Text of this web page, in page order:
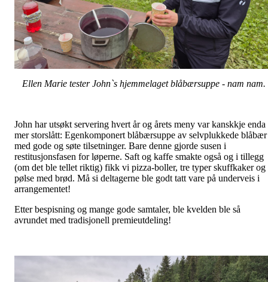
Ellen Marie tester John`s hjemmelaget blåbærsuppe - nam nam.
John har utsøkt servering hvert år og årets meny var kanskkje enda
mer storslått: Egenkomponert blåbærsuppe av selvplukkede blåbær
med gode og søte tilsetninger. Bare denne gjorde susen i
restitusjonsfasen for løperne. Saft og kaffe smakte også og i tillegg
(om det ble tellet riktig) fikk vi pizza-boller, tre typer skuffkaker og
pølse med brød. Må si deltagerne ble godt tatt vare på underveis i
arrangementet!
Etter bespisning og mange gode samtaler, ble kvelden ble så
avrundet med tradisjonell premieutdeling!